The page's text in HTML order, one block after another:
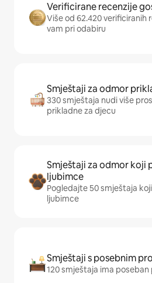
Verificirane recenzije
Više od 62.420 verificiranih
vam pri odabiru
Smještaji za odmor
330 smještaja nudi više
prikladne za djecu
Smještaji za odmor koji
ljubimce
Pogledajte 50 smještaja
ljubimce
Smještaji s posebnim
120 smještaja ima